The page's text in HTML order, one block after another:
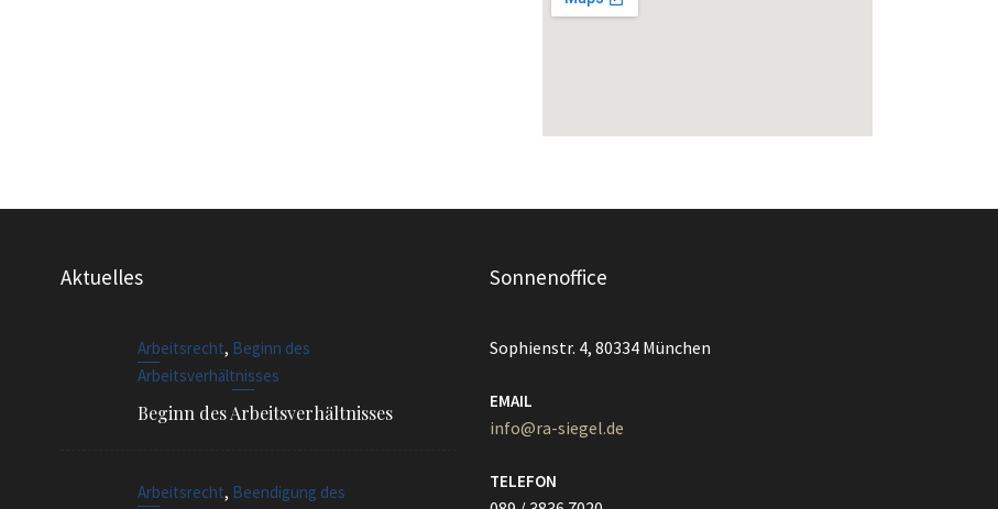
Aktuelles
Arbeitsrecht, Beginn des
Arbeitsverhältnisses
Beginn des Arbeitsverhältnisses
Arbeitsrecht, Beendigung des
Sonnenoffice
Sophienstr. 4, 80334 München
EMAIL
info@ra-siegel.de
TELEFON